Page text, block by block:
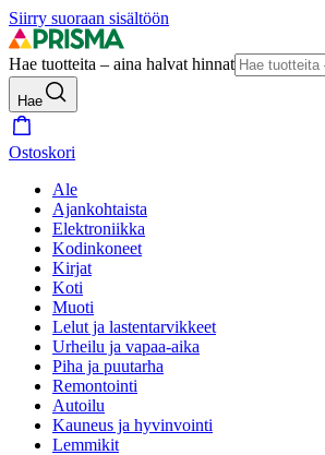
Siirry suoraan sisältöön
Hae tuotteita – aina halvat hinnat
Hae
Ostoskori
Ale
Ajankohtaista
Elektroniikka
Kodinkoneet
Kirjat
Koti
Muoti
Lelut ja lastentarvikkeet
Urheilu ja vapaa-aika
Piha ja puutarha
Remontointi
Autoilu
Kauneus ja hyvinvointi
Lemmikit